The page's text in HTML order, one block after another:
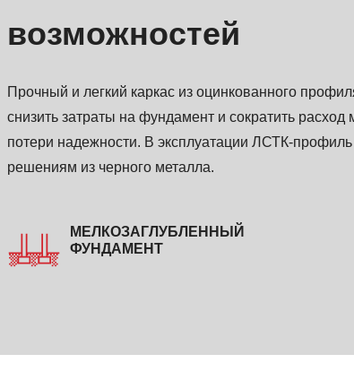
возможностей
Прочный и легкий каркас из оцинкованного
снизить затраты на фундамент и сократить расход
потери надежности. В эксплуатации ЛСТК-профиль
решениям из черного металла.
МЕЛКОЗАГЛУБЛЕННЫЙ
ФУНДАМЕНТ